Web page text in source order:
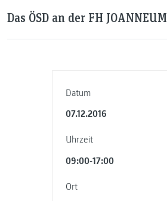
Datum
07.12.2016
Uhrzeit
09:00-17:00
Ort
Das ÖSD an der FH JOANNEUM